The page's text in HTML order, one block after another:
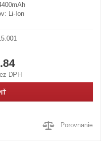
Li-Ion
DPH
Porovnanie